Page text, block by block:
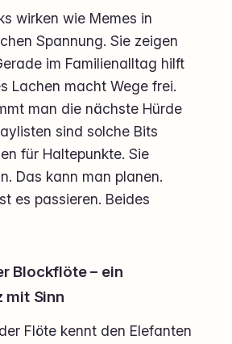
wirken wie Memes in
Spannung. Sie zeigen
im Familienalltag hilft
Lachen macht Wege frei.
man die nächste Hürde
sind solche Bits
für Haltepunkte. Sie
Das kann man planen.
es passieren. Beides
Blockflöte – ein
mit Sinn
Flöte kennt den Elefanten